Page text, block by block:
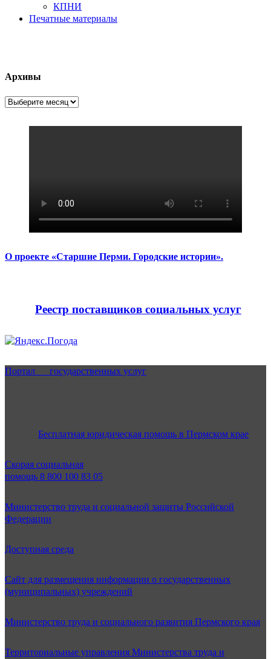
КПНИ
Печатные материалы
Архивы
Архивы
О проекте «Старшие Перми. Городские истории».
Реестр поставщиков социальных услуг
Портал государственных услуг
Бесплатная юридическая помощь в Пермском крае
Скорая социальная
помощь 8 800 100 83 05
Министерство труда и социальной защиты Российской
Федерации
Доступная среда
Сайт для размещения информации о государственных
(муниципальных) учреждений
Министерство труда и социального развития Пермского края
Территориальные управления Министерства труда и